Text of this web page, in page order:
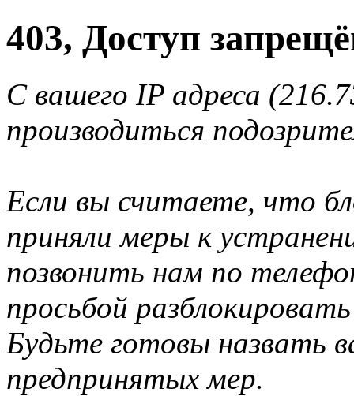
403, Доступ
С вашего IP адреса
производиться
Если вы считаете, что
приняли меры к
позвонить нам по
просьбой
Будьте готовы назвать
предпринятых мер.